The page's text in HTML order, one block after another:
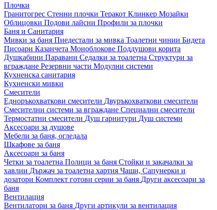
Плочки
Гранитогрес Стенни плочки Теракот Клинкер Мозайки
Облицовки Подови лайсни Профили за плочки
Баня и Санитария
Мивки за баня Пиедестали за мивка Тоалетни чинии Бидета
Писоари Казанчета Моноблокове Поддушови корита
Душкабини Паравани Седалки за тоалетна Структури за
вграждане Резервни части Модулни системи
Кухненска санитария
Кухненски мивки
Смесители
Едноръкохваткови смесители Двуръкохваткови смесители
Смесителни системи за вграждане Специални смесители
Термостатни смесители Душ гарнитури Душ системи
Аксесоари за душове
Мебели за баня, огледала
Шкафове за баня
Аксесоари за баня
Четки за тоалетна Полици за баня Стойки и закачалки за
хавлии Държач за тоалетна хартия Чаши, Сапунерки и
дозатори Комплект готови серии за баня Други аксесоари за
баня
Вентилация
Вентилатори за баня Други артикули за вентилация